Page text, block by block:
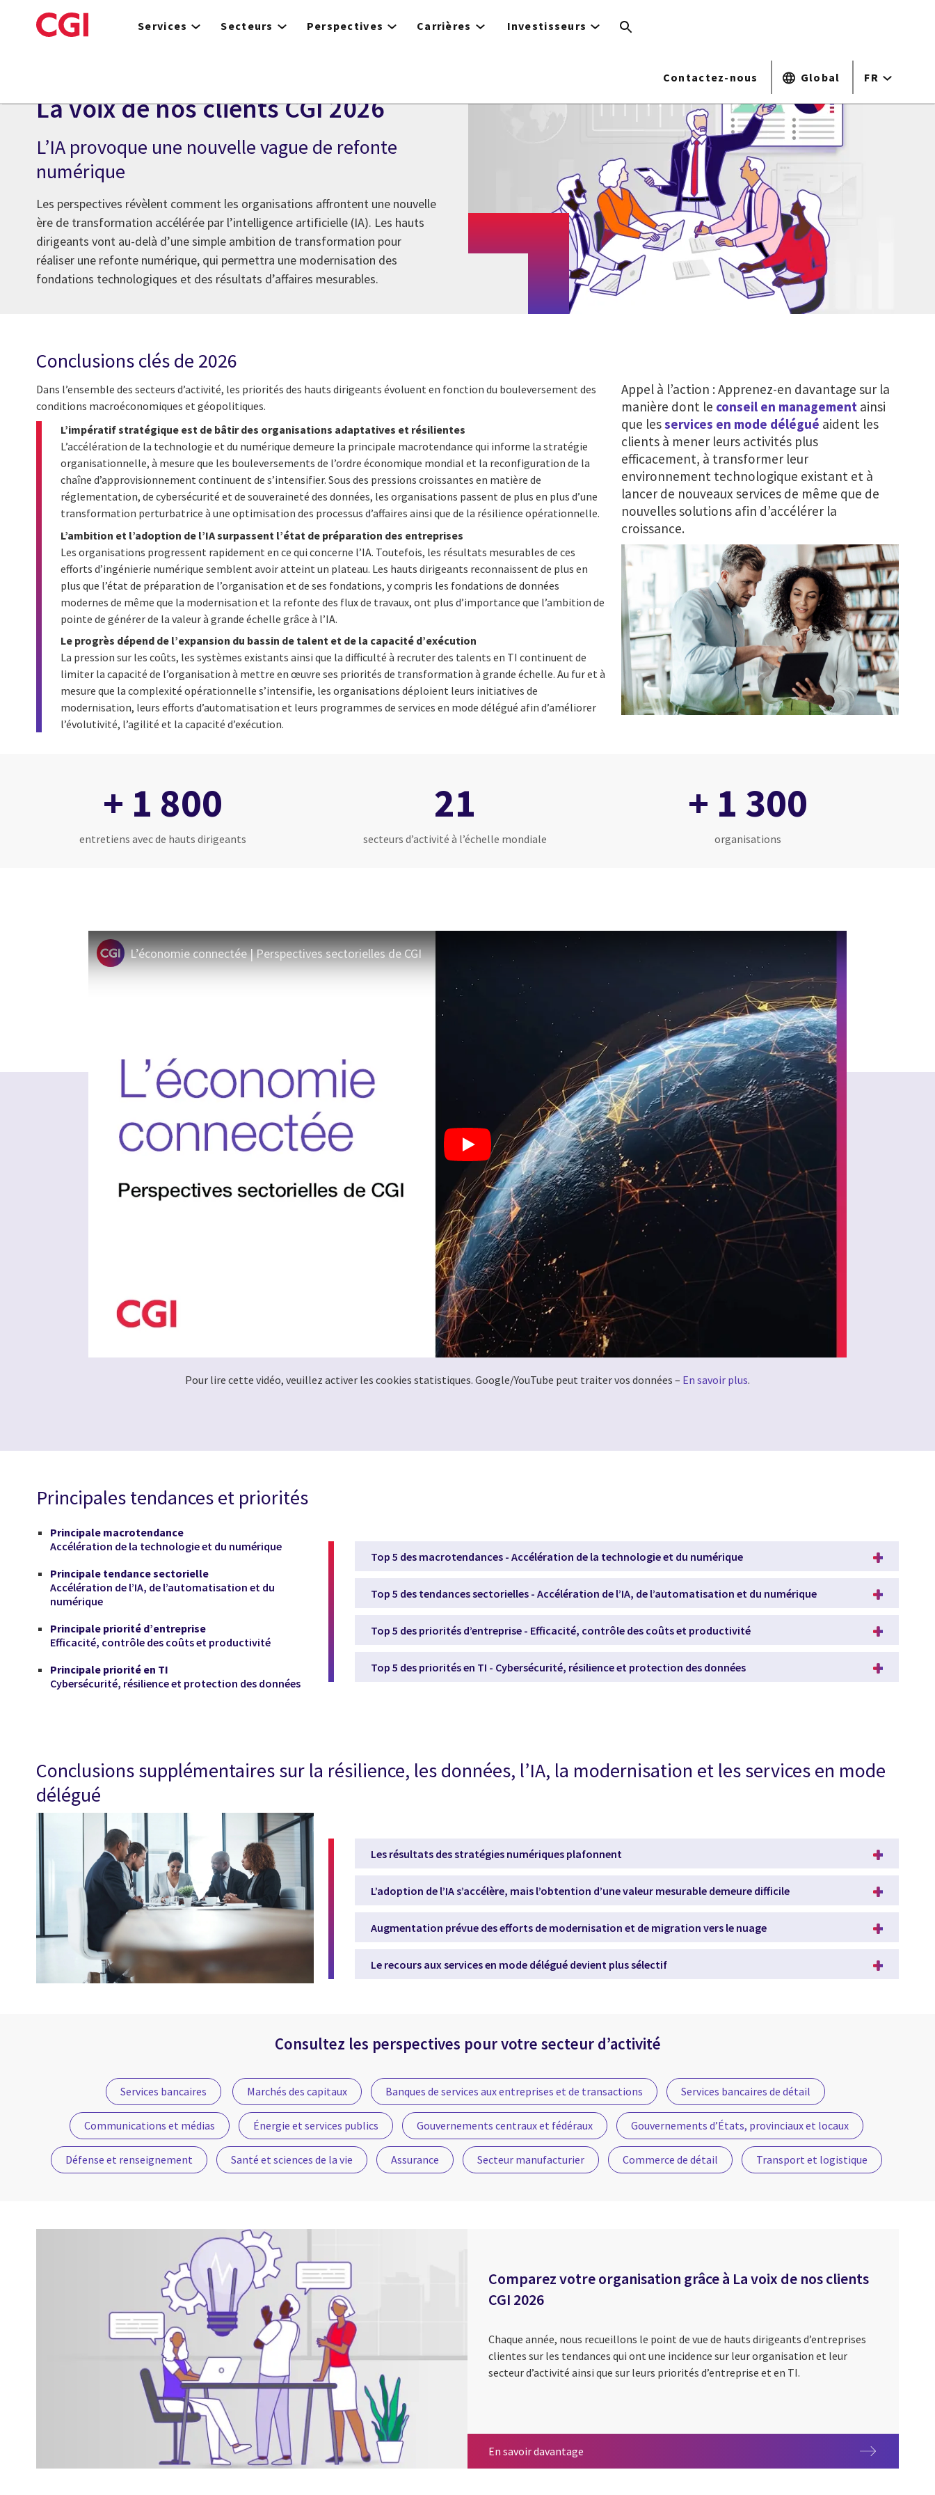
to
Services Secteurs Perspectives Carrières Investisseurs
Contactez-nous Global FR
La voix de nos clients CGI 2026
L’IA provoque une nouvelle vague de refonte
numérique
Les perspectives révèlent comment les organisations affrontent une nouvelle
ère de transformation accélérée par l’intelligence artificielle (IA). Les hauts
dirigeants vont au-delà d’une simple ambition de transformation pour
réaliser une refonte numérique, qui permettra une modernisation des
fondations technologiques et des résultats d’affaires mesurables.
Conclusions clés de 2026
Dans l’ensemble des secteurs d’activité, les priorités des hauts dirigeants évoluent en fonction du bouleversement des
conditions macroéconomiques et géopolitiques.
L’impératif stratégique est de bâtir des organisations adaptatives et résilientes
L’accélération de la technologie et du numérique demeure la principale macrotendance qui informe la stratégie
organisationnelle, à mesure que les bouleversements de l’ordre économique mondial et la reconfiguration de la
chaîne d’approvisionnement continuent de s’intensifier. Sous des pressions croissantes en matière de
réglementation, de cybersécurité et de souveraineté des données, les organisations passent de plus en plus d’une
transformation perturbatrice à une optimisation des processus d’affaires ainsi que de la résilience opérationnelle.
L’ambition et l’adoption de l’IA surpassent l’état de préparation des entreprises
Les organisations progressent rapidement en ce qui concerne l’IA. Toutefois, les résultats mesurables de ces
efforts d’ingénierie numérique semblent avoir atteint un plateau. Les hauts dirigeants reconnaissent de plus en
plus que l’état de préparation de l’organisation et de ses fondations, y compris les fondations de données
modernes de même que la modernisation et la refonte des flux de travaux, ont plus d’importance que l’ambition de
pointe de générer de la valeur à grande échelle grâce à l’IA.
Le progrès dépend de l’expansion du bassin de talent et de la capacité d’exécution
La pression sur les coûts, les systèmes existants ainsi que la difficulté à recruter des talents en TI continuent de
limiter la capacité de l’organisation à mettre en œuvre ses priorités de transformation à grande échelle. Au fur et à
mesure que la complexité opérationnelle s’intensifie, les organisations déploient leurs initiatives de
modernisation, leurs efforts d’automatisation et leurs programmes de services en mode délégué afin d’améliorer
l’évolutivité, l’agilité et la capacité d’exécution.
Appel à l’action : Apprenez-en davantage sur la
manière dont le conseil en managementainsi
que lesservices en mode délégué aident les
clients à mener leurs activités plus
efficacement, à transformer leur
environnement technologique existant et à
lancer de nouveaux services de même que de
nouvelles solutions afin d’accélérer la
croissance.
+ 1 800
entretiens avec de hauts dirigeants
21
secteurs d’activité à l’échelle mondiale
+ 1 300
organisations
L’économie connectée | Perspectives sectorielles de CGI
Pour lire cette vidéo, veuillez activer les cookies statistiques. Google/YouTube peut traiter vos données – En savoir plus.
Principales tendances et priorités
Principale macrotendance
Accélération de la technologie et du numérique
Principale tendance sectorielle
Accélération de l’IA, de l’automatisation et du
numérique
Principale priorité d’entreprise
Efficacité, contrôle des coûts et productivité
Principale priorité en TI
Cybersécurité, résilience et protection des données
Top 5 des macrotendances - Accélération de la technologie et du numérique
Top 5 des tendances sectorielles - Accélération de l’IA, de l’automatisation et du numérique
Top 5 des priorités d’entreprise - Efficacité, contrôle des coûts et productivité
Top 5 des priorités en TI - Cybersécurité, résilience et protection des données
Conclusions supplémentaires sur la résilience, les données, l’IA, la modernisation et les services en mode
délégué
Les résultats des stratégies numériques plafonnent
L’adoption de l’IA s’accélère, mais l’obtention d’une valeur mesurable demeure difficile
Augmentation prévue des efforts de modernisation et de migration vers le nuage
Le recours aux services en mode délégué devient plus sélectif
Consultez les perspectives pour votre secteur d’activité
Services bancaires Marchés des capitaux Banques de services aux entreprises et de transactions Services bancaires de détail
Communications et médias Énergie et services publics Gouvernements centraux et fédéraux Gouvernements d’États, provinciaux et locaux
Défense et renseignement Santé et sciences de la vie Assurance Secteur manufacturier Commerce de détail Transport et logistique
Comparez votre organisation grâce à La voix de nos clients
CGI 2026
Chaque année, nous recueillons le point de vue de hauts dirigeants d’entreprises
clientes sur les tendances qui ont une incidence sur leur organisation et leur
secteur d’activité ainsi que sur leurs priorités d’entreprise et en TI.
En savoir davantage Comparez votre organisation grâce à La voix de nos clients CGI 2026